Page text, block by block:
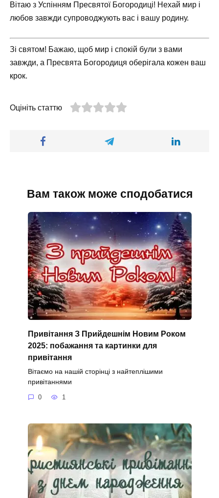
Вітаю з Успінням Пресвятої Богородиці! Нехай мир і
любов завжди супроводжують вас і вашу родину.
Зі святом! Бажаю, щоб мир і спокій були з вами
завжди, а Пресвята Богородиця оберігала кожен ваш
крок.
Оцініть статтю
Вам також може сподобатися
Привітання З Прийдешнім Новим Роком
2025: побажання та картинки для
привітання
Вітаємо на нашій сторінці з найтеплішими
привітаннями
0 1